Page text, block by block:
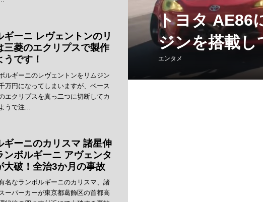
トヨタ AE86
ジンを搭載し
エンタメ